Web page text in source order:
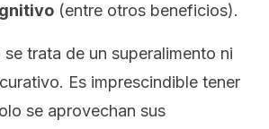
(entre otros beneficios).
trata de un superalimento ni
Es imprescindible tener
se aprovechan sus